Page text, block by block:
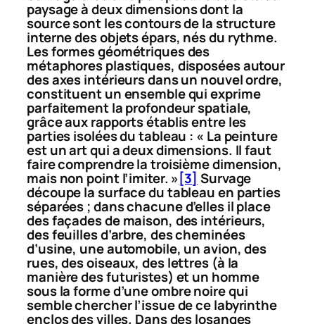
paysage à deux dimensions dont la
source sont les contours de la structure
interne des objets épars, nés du rythme.
Les formes géométriques des
métaphores plastiques, disposées autour
des axes intérieurs dans un nouvel ordre,
constituent un ensemble qui exprime
parfaitement la profondeur spatiale,
grâce aux rapports établis entre les
parties isolées du tableau : « La peinture
est un art qui a deux dimensions. Il faut
faire comprendre la troisième dimension,
mais non point l’imiter. » [3] Survage
découpe la surface du tableau en parties
séparées ; dans chacune d’elles il place
des façades de maison, des intérieurs,
des feuilles d’arbre, des cheminées
d’usine, une automobile, un avion, des
rues, des oiseaux, des lettres (à la
manière des futuristes) et un homme
sous la forme d’une ombre noire qui
semble chercher l’issue de ce labyrinthe
enclos des villes. Dans des losanges